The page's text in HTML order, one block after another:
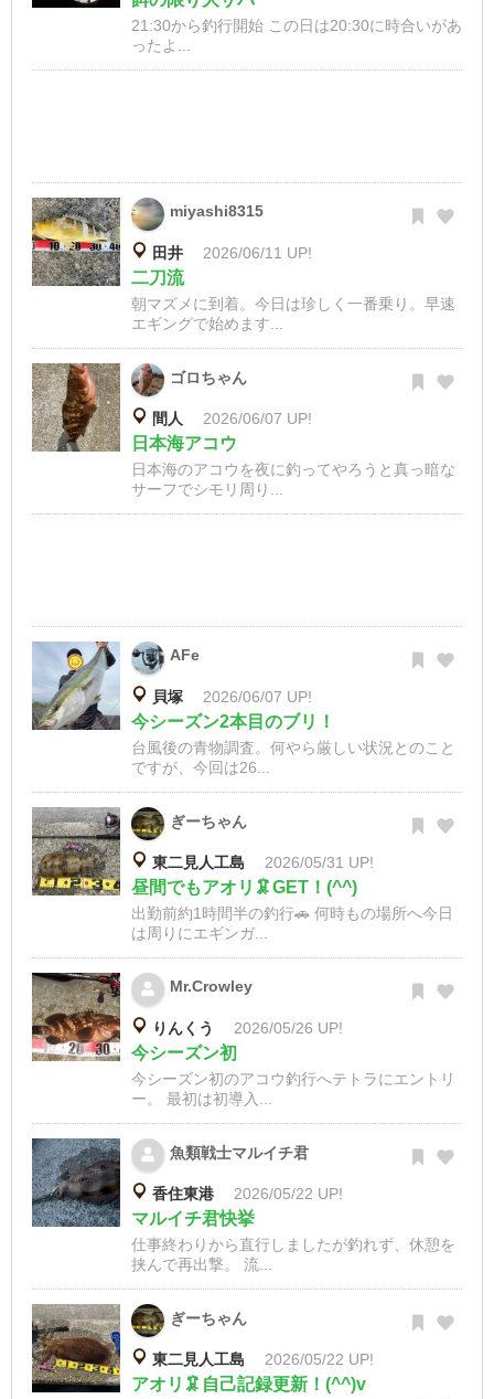
21:30から釣行開始 この日は20:30に時合いがあ
ったよ...
miyashi8315
田井 2026/06/11 UP!
二刀流
朝マズメに到着。今日は珍しく一番乗り。早速
エギングで始めます...
ゴロちゃん
間人 2026/06/07 UP!
日本海アコウ
日本海のアコウを夜に釣ってやろうと真っ暗な
サーフでシモリ周り...
AFe
貝塚 2026/06/07 UP!
今シーズン2本目のブリ！
台風後の青物調査。何やら厳しい状況とのこと
ですが、今回は26...
ぎーちゃん
東二見人工島 2026/05/31 UP!
昼間でもアオリ🦑GET！(^^)
出勤前約1時間半の釣行🚗 何時もの場所へ今日
は周りにエギンガ...
Mr.Crowley
りんくう 2026/05/26 UP!
今シーズン初
今シーズン初のアコウ釣行へテトラにエントリ
ー。 最初は初導入...
魚類戦士マルイチ君
香住東港 2026/05/22 UP!
マルイチ君快挙
仕事終わりから直行しましたが釣れず、休憩を
挟んで再出撃。 流...
ぎーちゃん
東二見人工島 2026/05/22 UP!
アオリ🦑自己記録更新！(^^)v